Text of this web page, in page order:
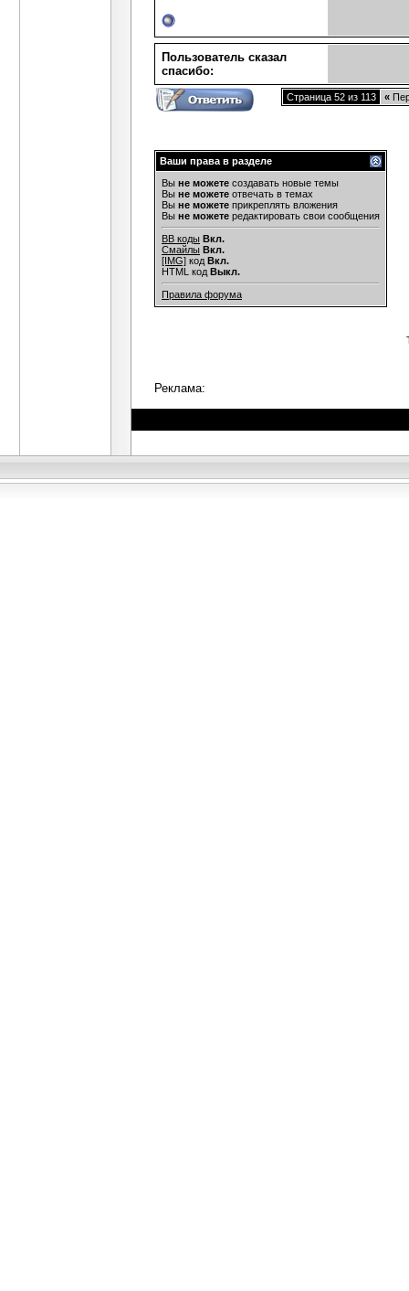
Пользователь сказал
cпасибо:
Страница 52 из 113 «
Ваши права в разделе
Вы не можете создавать новые темы
Вы не можете отвечать в темах
Вы не можете прикреплять вложения
Вы не можете редактировать свои сообщения
BB коды Вкл.
Смайлы Вкл.
[IMG] код Вкл.
HTML код Выкл.
Правила форума
Реклама: